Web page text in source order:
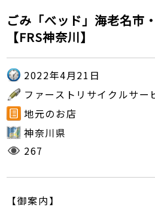
ごみ「べッド」海老名市
【FRS神奈川】
2022年4月21日
ファーストリサイクルサー
地元のお店
神奈川県
267
【御案内】